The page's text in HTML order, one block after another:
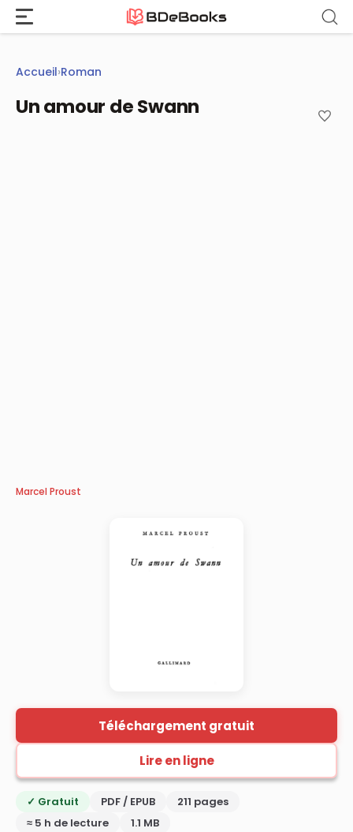
Aller
contenu
Accueil›Roman
Un amour de Swann
Marcel Proust
Téléchargement gratuit
Lire en ligne
✓ Gratuit PDF / EPUB
211 pages
≈ 5 h de lecture
1.1 MB